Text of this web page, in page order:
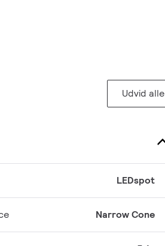
Udvid alle
LEDspot
Narrow Cone